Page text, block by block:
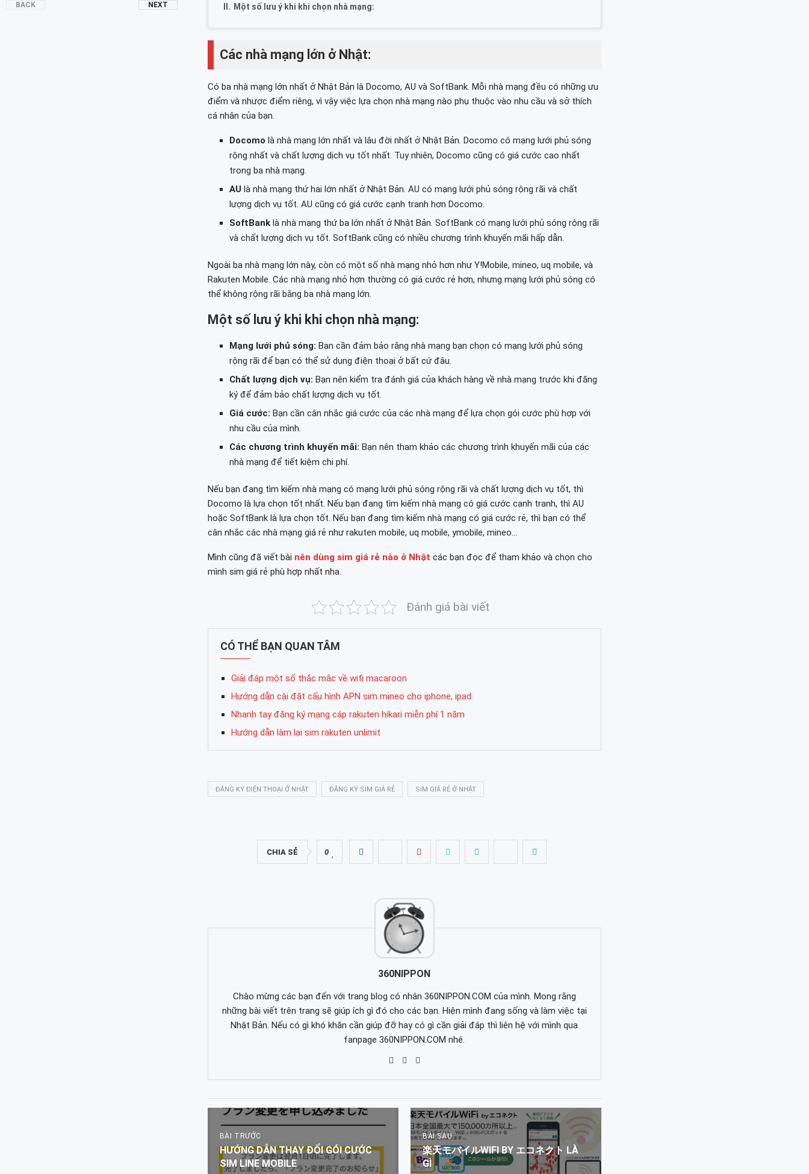
Một số lưu ý khi khi chọn nhà mạng:
Các nhà mạng lớn ở Nhật:
Có ba nhà mạng lớn nhất ở Nhật Bản là Docomo, AU và SoftBank. Mỗi nhà mạng đều có những ưu
điểm và nhược điểm riêng, vì vậy việc lựa chọn nhà mạng nào phụ thuộc vào nhu cầu và sở thích
cá nhân của bạn.
Docomo là nhà mạng lớn nhất và lâu đời nhất ở Nhật Bản. Docomo có mạng lưới phủ sóng
rộng nhất và chất lượng dịch vụ tốt nhất. Tuy nhiên, Docomo cũng có giá cước cao nhất
trong ba nhà mạng.
AUlà nhà mạng thứ hai lớn nhất ở Nhật Bản. AU có mạng lưới phủ sóng rộng rãi và chất
lượng dịch vụ tốt. AU cũng có giá cước cạnh tranh hơn Docomo.
SoftBanklà nhà mạng thứ ba lớn nhất ở Nhật Bản. SoftBank có mạng lưới phủ sóng rộng rãi
và chất lượng dịch vụ tốt. SoftBank cũng có nhiều chương trình khuyến mãi hấp dẫn.
Ngoài ba nhà mạng lớn này, còn có một số nhà mạng nhỏ hơn như Y!Mobile, mineo, uq mobile, và
Rakuten Mobile. Các nhà mạng nhỏ hơn thường có giá cước rẻ hơn, nhưng mạng lưới phủ sóng có
thể không rộng rãi bằng ba nhà mạng lớn.
Một số lưu ý khi khi chọn nhà mạng:
Mạng lưới phủ sóng: Bạn cần đảm bảo rằng nhà mạng bạn chọn có mạng lưới phủ sóng
rộng rãi để bạn có thể sử dụng điện thoại ở bất cứ đâu.
Chất lượng dịch vụ: Bạn nên kiểm tra đánh giá của khách hàng về nhà mạng trước khi đăng
ký để đảm bảo chất lượng dịch vụ tốt.
Giá cước: Bạn cần cân nhắc giá cước của các nhà mạng để lựa chọn gói cước phù hợp với
nhu cầu của mình.
Các chương trình khuyến mãi: Bạn nên tham khảo các chương trình khuyến mãi của các
nhà mạng để tiết kiệm chi phí.
Nếu bạn đang tìm kiếm nhà mạng có mạng lưới phủ sóng rộng rãi và chất lượng dịch vụ tốt, thì
Docomo là lựa chọn tốt nhất. Nếu bạn đang tìm kiếm nhà mạng có giá cước cạnh tranh, thì AU
hoặc SoftBank là lựa chọn tốt. Nếu bạn đang tìm kiếm nhà mạng có giá cước rẻ, thì bạn có thể
cân nhắc các nhà mạng giá rẻ như rakuten mobile, uq mobile, ymobile, mineo…
Mình cũng đã viết bài nên dùng sim giá rẻ nào ở Nhật các bạn đọc để tham khảo và chọn cho
mình sim giá rẻ phù hợp nhất nha.
Đánh giá bài viết
CÓ THỂ BẠN QUAN TÂM
Giải đáp một số thắc mắc về wifi macaroon
Hướng dẫn cài đặt cấu hình APN sim mineo cho iphone, ipad
Nhanh tay đăng ký mạng cáp rakuten hikari miễn phí 1 năm
Hướng dẫn làm lại sim rakuten unlimit
ĐĂNG KÝ ĐIỆN THOẠI Ở NHẬT ĐĂNG KÝ SIM GIÁ RẺ SIM GIÁ RẺ Ở NHẬT
CHIA SẺ 0
360NIPPON
Chào mừng các bạn đến với trang blog có nhân 360NIPPON.COM của mình. Mong rằng
những bài viết trên trang sẽ giúp ích gì đó cho các bạn. Hiện mình đang sống và làm việc tại
Nhật Bản. Nếu có gì khó khăn cần giúp đỡ hay có gì cần giải đáp thì liên hệ với mình qua
fanpage 360NIPPON.COM nhé.
BÀI TRƯỚC
HƯỚNG DẪN THAY ĐỔI GÓI CƯỚC
SIM LINE MOBILE
BÀI SAU
楽天モバイルWIFI BY エコネクト LÀ
GÌ
BACK NEXT